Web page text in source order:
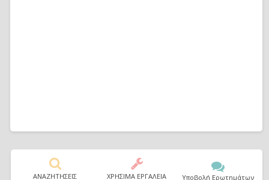
ΑΝΑΖΗΤΗΣΕΙΣ ΧΡΗΣΙΜΑ ΕΡΓΑΛΕΙΑ Υποβολή Ερωτημάτων